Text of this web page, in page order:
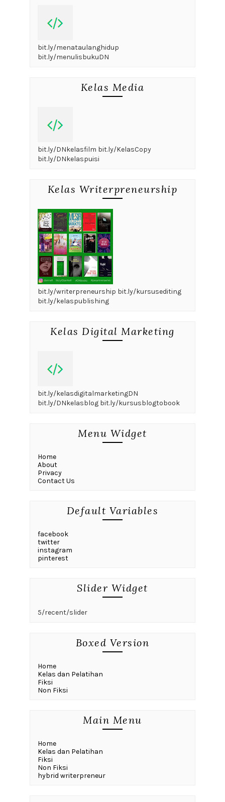
bit.ly/menataulanghidup
bit.ly/menulisbukuDN
Kelas Media
bit.ly/DNkelasfilm bit.ly/KelasCopy
bit.ly/DNkelaspuisi
Kelas Writerpreneurship
bit.ly/writerpreneurship bit.ly/kursusediting
bit.ly/kelaspublishing
Kelas Digital Marketing
bit.ly/kelasdigitalmarketingDN
bit.ly/DNkelasblog bit.ly/kursusblogtobook
Menu Widget
Home
About
Privacy
Contact Us
Default Variables
facebook
twitter
instagram
pinterest
Slider Widget
5/recent/slider
Boxed Version
Home
Kelas dan Pelatihan
Fiksi
Non Fiksi
Main Menu
Home
Kelas dan Pelatihan
Fiksi
Non Fiksi
hybrid writerpreneur